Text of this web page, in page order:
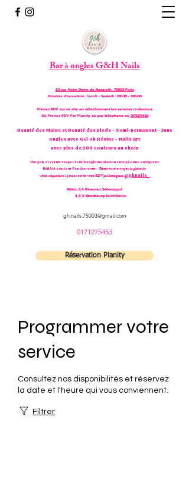
Bar à ongles G&H Nails
82 rue Notre Dame de Nazareth, 75003 Paris
Horaires d'ouverture : Lundi - Samedi : 10h30 - 20h00
Prenez RDV sur ce site en sélectionnant les services ci-dessous
Où Prenez RDV Par Planity où par téléphoneau 0171275453
Beauté des Mains et Beauté des pieds - Semi-permanent - Faux
ongles avec Gel où Résine - Nails Art
avec plus de 200 couleurs au choix
Nos gels et vernis respectent la réglementation européenne en vigueur
Nail Art sont sur Rendez-vous - Réservez et envoyez la photo de
votre inspiration 1 jour avant de votre RDV par Instagram@ghnails_
Métro: 3,4 Réaumur Sébastopol
4,8,9 Strasbourg Saint-Denis
gh.nails.75003@gmail.com
0171275453
Réservation Planity
Programmer votre
service
Consultez nos disponibilités et réservez
la date et l'heure qui vous conviennent.
Filtrer